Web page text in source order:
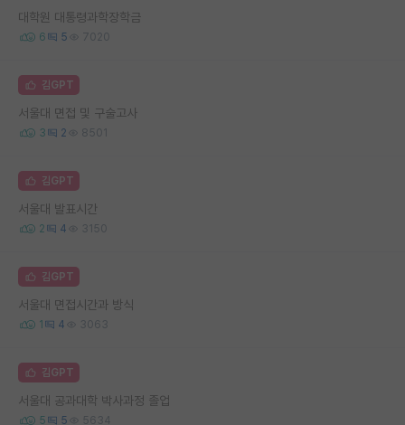
대학원 대통령과학장학금
6 5 7020
김GPT
서울대 면접 및 구술고사
3 2 8501
김GPT
서울대 발표시간
2 4 3150
김GPT
서울대 면접시간과 방식
1 4 3063
김GPT
서울대 공과대학 박사과정 졸업
5 5 5634